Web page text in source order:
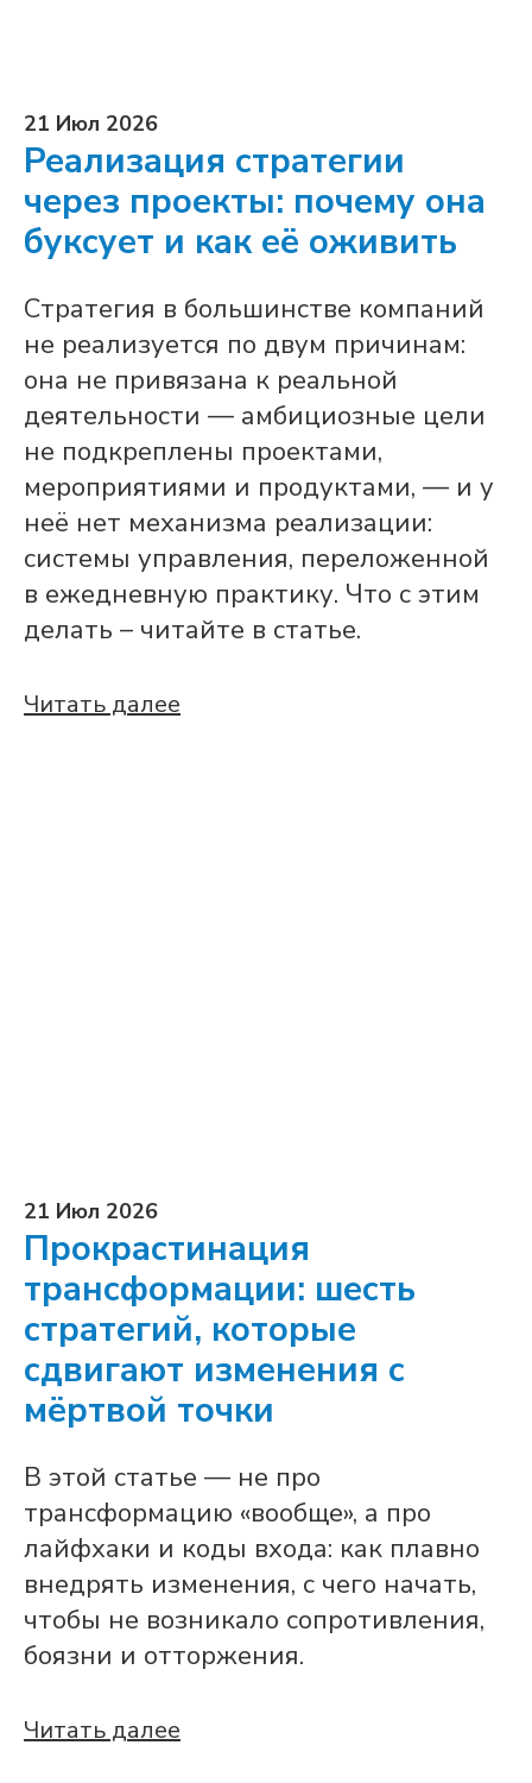
21 Июл 2026
Реализация стратегии
через проекты: почему она
буксует и как её оживить
Стратегия в большинстве компаний
не реализуется по двум причинам:
она не привязана к реальной
деятельности — амбициозные цели
не подкреплены проектами,
мероприятиями и продуктами, — и у
неё нет механизма реализации:
системы управления, переложенной
в ежедневную практику. Что с этим
делать – читайте в статье.
Читать далее
21 Июл 2026
Прокрастинация
трансформации: шесть
стратегий, которые
сдвигают изменения с
мёртвой точки
В этой статье — не про
трансформацию «вообще», а про
лайфхаки и коды входа: как плавно
внедрять изменения, с чего начать,
чтобы не возникало сопротивления,
боязни и отторжения.
Читать далее